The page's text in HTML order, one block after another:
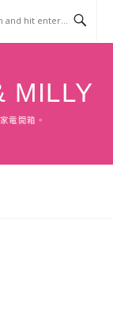
MILLY
電開箱。